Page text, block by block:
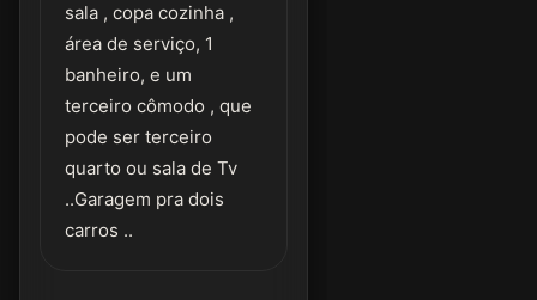
sala , copa cozinha ,
área de serviço, 1
banheiro, e um
terceiro cômodo , que
pode ser terceiro
quarto ou sala de Tv
..Garagem pra dois
carros ..